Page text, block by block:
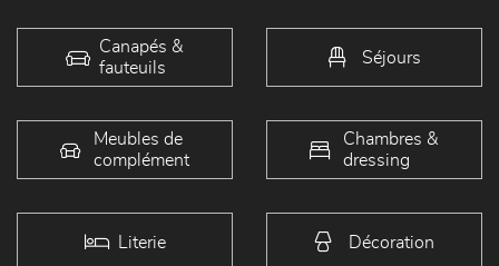
Canapés &
fauteuils
Séjours
Meubles de
complément
Chambres &
dressing
Literie Décoration